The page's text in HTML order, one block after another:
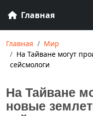
Главная
Главная
Мир
На Тайване могут
сейсмологи
На Тайване
новые